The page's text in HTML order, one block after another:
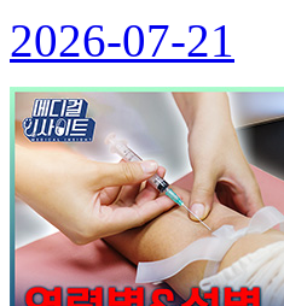
2026-07-21